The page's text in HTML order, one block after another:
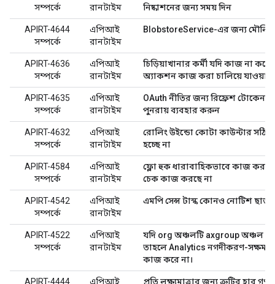
সম্পর্কে রানটাইম নিষ্কাশনের জন্য সময় দিন
APIRT-4644
সম্পর্কে
এপিআই
রানটাইম
BlobstoreService-এর জন্য
APIRT-4636
সম্পর্কে
এপিআই
রানটাইম
চিড়িয়াখানার কর্মী যদি কাজ না করে
অ্যাকশন কাজ করা চালিয়ে যাওয়া
APIRT-4635
সম্পর্কে
এপিআই
রানটাইম
OAuth নীতির জন্য রিফ্রেশ টোকেন
পুনরায় ব্যবহার করুন
APIRT-4632
সম্পর্কে
এপিআই
রানটাইম
রোলিং উইন্ডো কোটা কাউন্টার
হচ্ছে না
APIRT-4584
সম্পর্কে
এপিআই
রানটাইম
ফ্লো হুক ধারাবাহিকভাবে কাজ
চেক কাজ করছে না
APIRT-4542
সম্পর্কে
এপিআই
রানটাইম
এমপি সেন্স টাস্ক কোনও নোটিশ
APIRT-4522
সম্পর্কে
এপিআই
রানটাইম
যদি org অঞ্চলটি axgroup অঞ্চল
তাহলে Analytics নগদীকরণ-সক্ষম
কাজ করে না।
APIRT-4444
এপিআই
প্রতি লক্ষ্যমাত্রার জন্য ত্রুটির হার